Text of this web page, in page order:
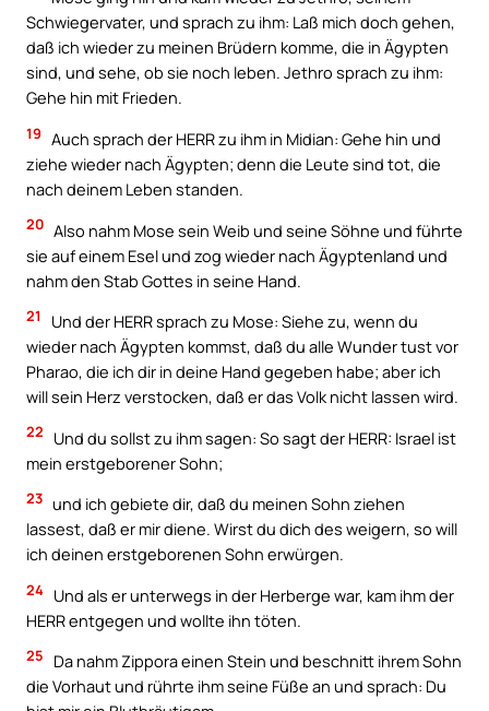
Schwiegervater, und sprach zu ihm: Laß mich doch gehen,
daß ich wieder zu meinen Brüdern komme, die in Ägypten
sind, und sehe, ob sie noch leben. Jethro sprach zu ihm:
Gehe hin mit Frieden.
19 Auch sprach der HERR zu ihm in Midian: Gehe hin und
ziehe wieder nach Ägypten; denn die Leute sind tot, die
nach deinem Leben standen.
20 Also nahm Mose sein Weib und seine Söhne und führte
sie auf einem Esel und zog wieder nach Ägyptenland und
nahm den Stab Gottes in seine Hand.
21
Und der HERR sprach zu Mose: Siehe zu, wenn du
wieder nach Ägypten kommst, daß du alle Wunder tust vor
Pharao, die ich dir in deine Hand gegeben habe; aber ich
will sein Herz verstocken, daß er das Volk nicht lassen wird.
22
Und du sollst zu ihm sagen: So sagt der HERR: Israel ist
mein erstgeborener Sohn;
23 und ich gebiete dir, daß du meinen Sohn ziehen
lassest, daß er mir diene. Wirst du dich des weigern, so will
ich deinen erstgeborenen Sohn erwürgen.
24 Und als er unterwegs in der Herberge war, kam ihm der
HERR entgegen und wollte ihn töten.
25
Da nahm Zippora einen Stein und beschnitt ihrem Sohn
die Vorhaut und rührte ihm seine Füße an und sprach: Du